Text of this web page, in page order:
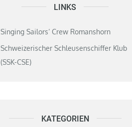
LINKS
Singing Sailors‘ Crew Romanshorn
Schweizerischer Schleusenschiffer Klub
(SSK-CSE)
KATEGORIEN